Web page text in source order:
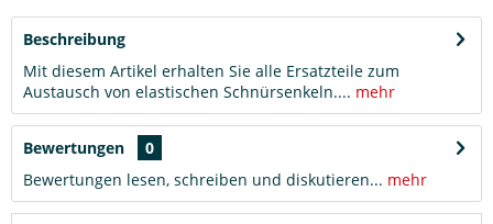
Beschreibung
Mit diesem Artikel erhalten Sie alle Ersatzteile zum
Austausch von elastischen Schnürsenkeln.... mehr
Bewertungen
0
Bewertungen lesen, schreiben und diskutieren... mehr